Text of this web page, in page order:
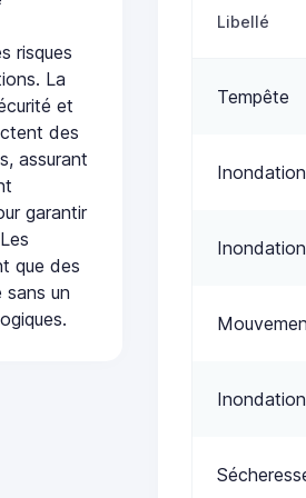
risques
La
et
des
assurant
garantir
que des
sans un
Libellé
Tempête